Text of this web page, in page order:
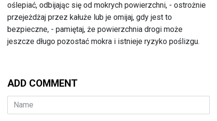
oślepiać, odbijając się od mokrych powierzchni, - ostrożnie
przejeżdżaj przez kałuże lub je omijaj, gdy jest to
bezpieczne, - pamiętaj, że powierzchnia drogi może
jeszcze długo pozostać mokra i istnieje ryzyko poślizgu.
ADD COMMENT